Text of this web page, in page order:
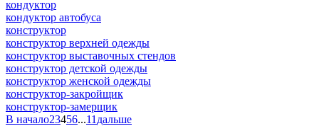
кондуктор
кондуктор автобуса
конструктор
конструктор верхней одежды
конструктор выставочных стендов
конструктор детской одежды
конструктор женской одежды
конструктор-закройщик
конструктор-замерщик
В начало23456...11 дальше